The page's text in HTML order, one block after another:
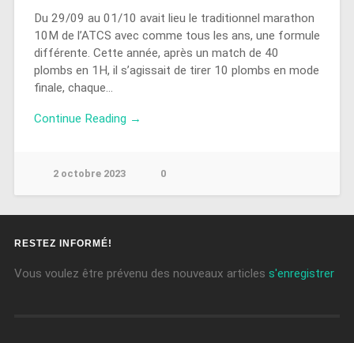
Du 29/09 au 01/10 avait lieu le traditionnel marathon
10M de l’ATCS avec comme tous les ans, une formule
différente. Cette année, après un match de 40
plombs en 1H, il s’agissait de tirer 10 plombs en mode
finale, chaque…
Continue Reading →
2 octobre 2023 0
RESTEZ INFORMÉ!
Vous voulez être prévenu des nouveaux articles s'enregistrer